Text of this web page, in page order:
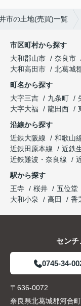
市の土地(売買)一覧
市区町村から探す
大和郡山市
奈良市
大和高田市
北葛城
町名から探す
大字三吉
九条町
大字大福
龍田西
沿線から探す
近鉄大阪線
和歌山
近鉄田原本線
近鉄
近鉄難波・奈良線
駅から探す
王寺
桜井 五位堂
大和小泉
高田 香
セン
0745-34-
〒636-0072
奈良県北葛城郡河合